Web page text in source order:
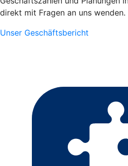
direkt mit Fragen an uns wenden.
Unser Geschäftsbericht